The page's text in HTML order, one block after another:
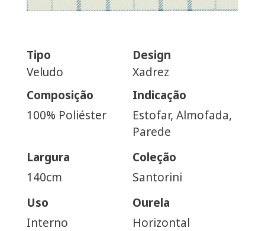
Tipo
Veludo
Design
Xadrez
Composição
100% Poliéster
Indicação
Estofar, Almofada,
Parede
Largura
140cm
Coleção
Santorini
Uso
Interno
Ourela
Horizontal